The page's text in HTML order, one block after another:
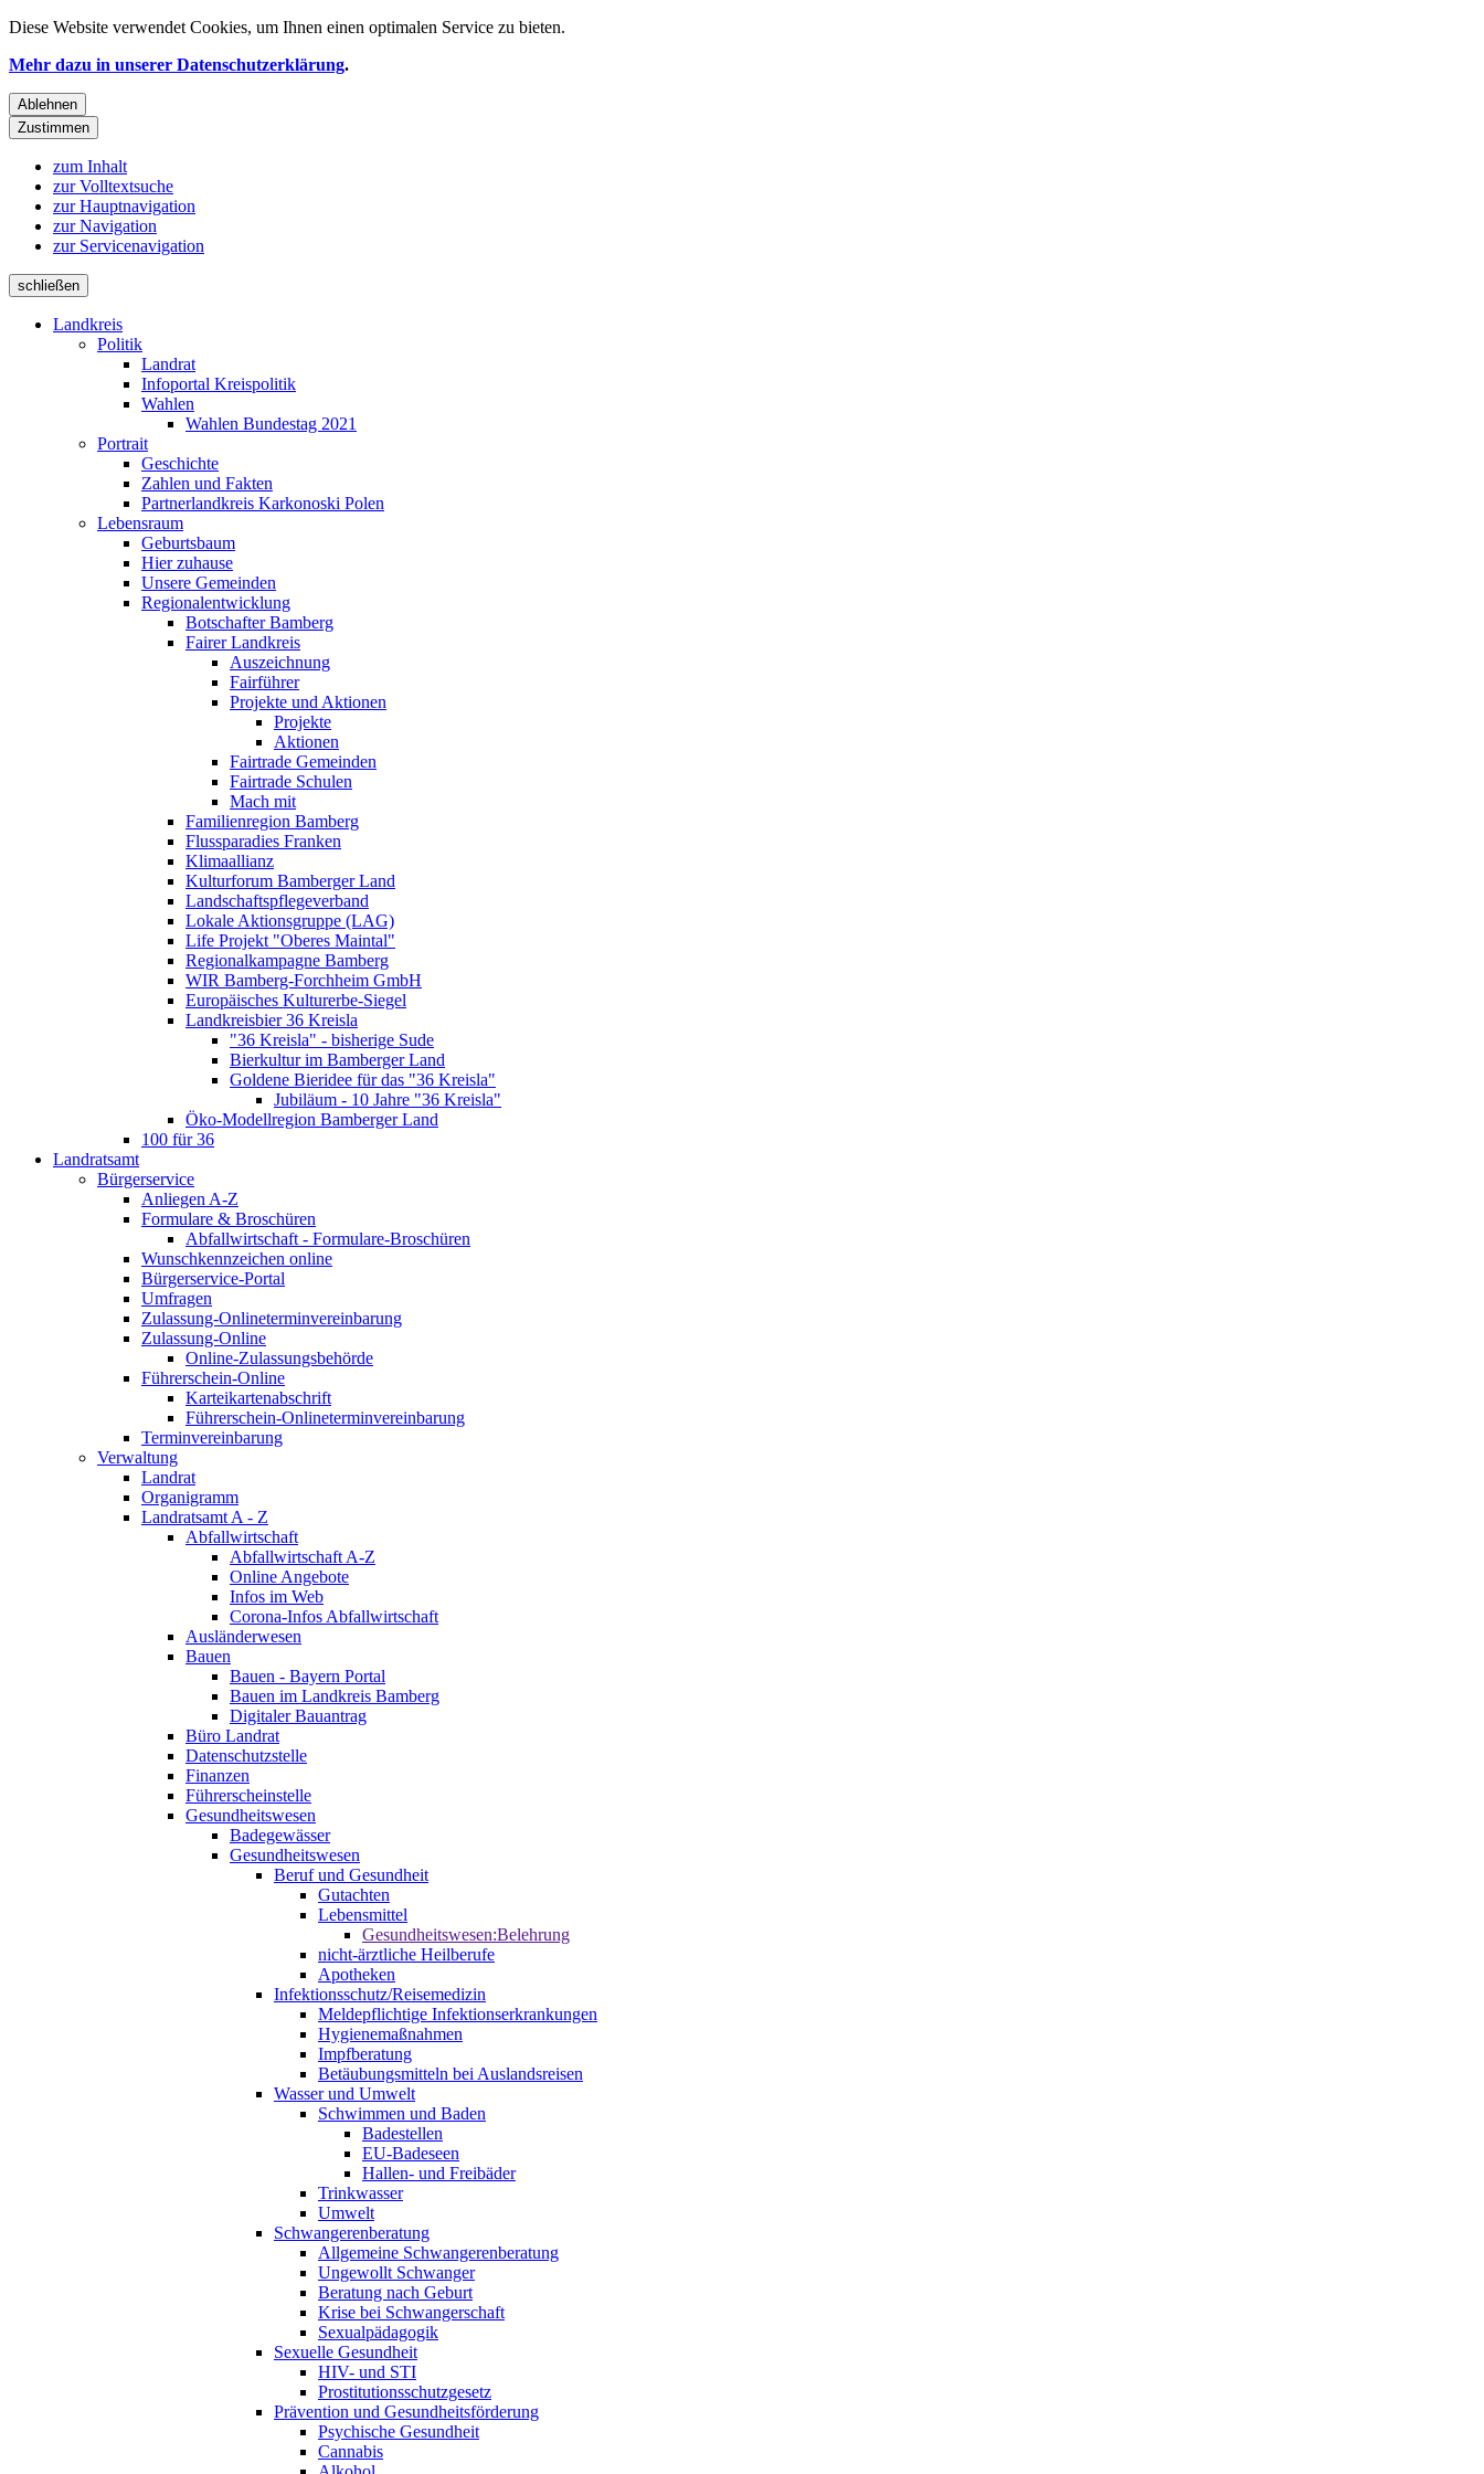
Diese Website verwendet Cookies, um Ihnen einen optimalen Service zu bieten.
Mehr dazu in unserer Datenschutzerklärung.
Ablehnen
Zustimmen
zum Inhalt
zur Volltextsuche
zur Hauptnavigation
zur Navigation
zur Servicenavigation
schließen
Landkreis
Politik
Landrat
Infoportal Kreispolitik
Wahlen
Wahlen Bundestag 2021
Portrait
Geschichte
Zahlen und Fakten
Partnerlandkreis Karkonoski Polen
Lebensraum
Geburtsbaum
Hier zuhause
Unsere Gemeinden
Regionalentwicklung
Botschafter Bamberg
Fairer Landkreis
Auszeichnung
Fairführer
Projekte und Aktionen
Projekte
Aktionen
Fairtrade Gemeinden
Fairtrade Schulen
Mach mit
Familienregion Bamberg
Flussparadies Franken
Klimaallianz
Kulturforum Bamberger Land
Landschaftspflegeverband
Lokale Aktionsgruppe (LAG)
Life Projekt "Oberes Maintal"
Regionalkampagne Bamberg
WIR Bamberg-Forchheim GmbH
Europäisches Kulturerbe-Siegel
Landkreisbier 36 Kreisla
"36 Kreisla" - bisherige Sude
Bierkultur im Bamberger Land
Goldene Bieridee für das "36 Kreisla"
Jubiläum - 10 Jahre "36 Kreisla"
Öko-Modellregion Bamberger Land
100 für 36
Landratsamt
Bürgerservice
Anliegen A-Z
Formulare & Broschüren
Abfallwirtschaft - Formulare-Broschüren
Wunschkennzeichen online
Bürgerservice-Portal
Umfragen
Zulassung-Onlineterminvereinbarung
Zulassung-Online
Online-Zulassungsbehörde
Führerschein-Online
Karteikartenabschrift
Führerschein-Onlineterminvereinbarung
Terminvereinbarung
Verwaltung
Landrat
Organigramm
Landratsamt A - Z
Abfallwirtschaft
Abfallwirtschaft A-Z
Online Angebote
Infos im Web
Corona-Infos Abfallwirtschaft
Ausländerwesen
Bauen
Bauen - Bayern Portal
Bauen im Landkreis Bamberg
Digitaler Bauantrag
Büro Landrat
Datenschutzstelle
Finanzen
Führerscheinstelle
Gesundheitswesen
Badegewässer
Gesundheitswesen
Beruf und Gesundheit
Gutachten
Lebensmittel
Gesundheitswesen:Belehrung
nicht-ärztliche Heilberufe
Apotheken
Infektionsschutz/Reisemedizin
Meldepflichtige Infektionserkrankungen
Hygienemaßnahmen
Impfberatung
Betäubungsmitteln bei Auslandsreisen
Wasser und Umwelt
Schwimmen und Baden
Badestellen
EU-Badeseen
Hallen- und Freibäder
Trinkwasser
Umwelt
Schwangerenberatung
Allgemeine Schwangerenberatung
Ungewollt Schwanger
Beratung nach Geburt
Krise bei Schwangerschaft
Sexualpädagogik
Sexuelle Gesundheit
HIV- und STI
Prostitutionsschutzgesetz
Prävention und Gesundheitsförderung
Psychische Gesundheit
Cannabis